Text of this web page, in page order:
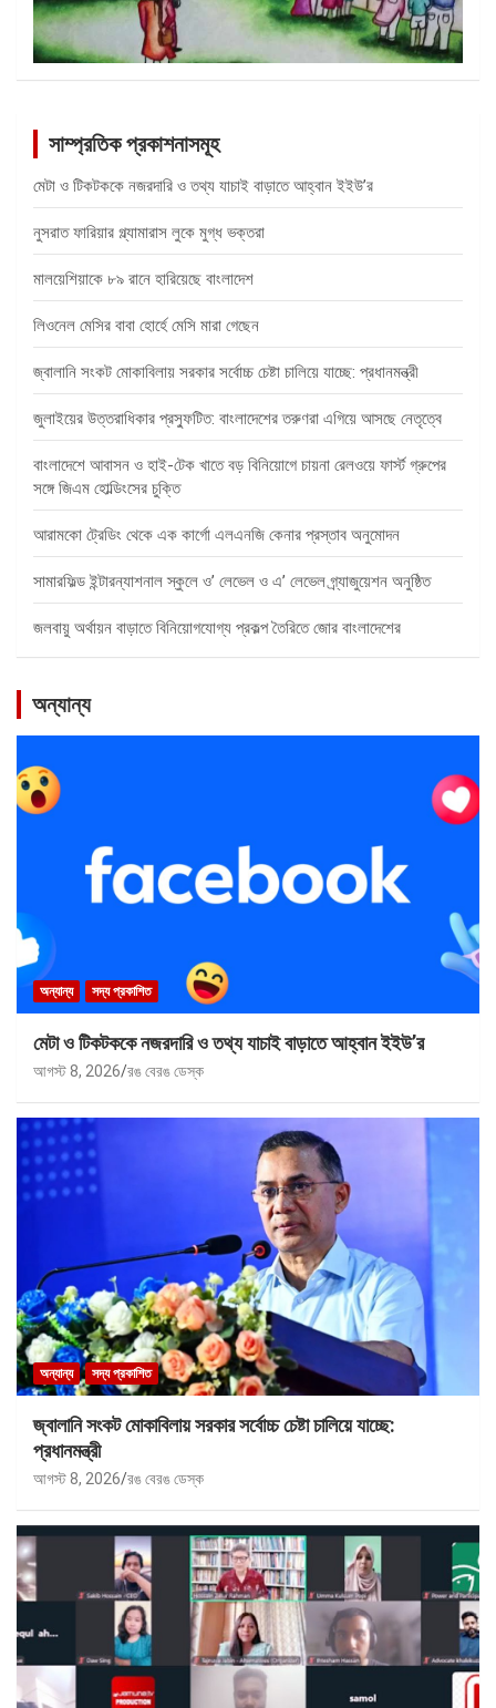
সাম্প্রতিক প্রকাশনাসমূহ
মেটা ও টিকটককে নজরদারি ও তথ্য যাচাই বাড়াতে আহ্বান ইইউ’র
নুসরাত ফারিয়ার গ্ল্যামারাস লুকে মুগ্ধ ভক্তরা
মালয়েশিয়াকে ৮৯ রানে হারিয়েছে বাংলাদেশ
লিওনেল মেসির বাবা হোর্হে মেসি মারা গেছেন
জ্বালানি সংকট মোকাবিলায় সরকার সর্বোচ্চ চেষ্টা চালিয়ে যাচ্ছে: প্রধানমন্ত্রী
জুলাইয়ের উত্তরাধিকার প্রস্ফুটিত: বাংলাদেশের তরুণরা এগিয়ে আসছে নেতৃত্বে
বাংলাদেশে আবাসন ও হাই-টেক খাতে বড় বিনিয়োগে চায়না রেলওয়ে ফার্স্ট গ্রুপের
সঙ্গে জিএম হোল্ডিংসের চুক্তি
আরামকো ট্রেডিং থেকে এক কার্গো এলএনজি কেনার প্রস্তাব অনুমোদন
সামারফিল্ড ইন্টারন্যাশনাল স্কুলে ও’ লেভেল ও এ’ লেভেল গ্র্যাজুয়েশন অনুষ্ঠিত
জলবায়ু অর্থায়ন বাড়াতে বিনিয়োগযোগ্য প্রকল্প তৈরিতে জোর বাংলাদেশের
অন্যান্য
অন্যান্য সদ্য প্রকাশিত
মেটা ও টিকটককে নজরদারি ও তথ্য যাচাই বাড়াতে আহ্বান ইইউ’র
আগস্ট 8, 2026 রঙ বেরঙ ডেস্ক
অন্যান্য সদ্য প্রকাশিত
জ্বালানি সংকট মোকাবিলায় সরকার সর্বোচ্চ চেষ্টা চালিয়ে যাচ্ছে:
প্রধানমন্ত্রী
আগস্ট 8, 2026 রঙ বেরঙ ডেস্ক